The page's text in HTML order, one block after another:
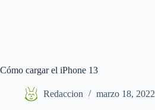
Cómo cargar el iPhone 13
Redaccion marzo 18, 2022